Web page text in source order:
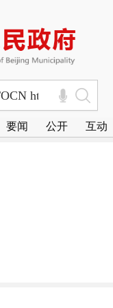
要闻 公开 互动